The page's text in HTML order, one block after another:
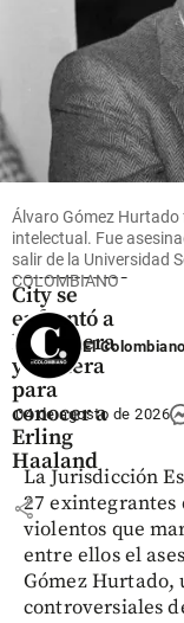
share
Fútbol
Un
aficionado
del
Manchester
City se
enfrentó a
la ceguera
y sordera
para
conocer a
Erling
Haaland
share
Álvaro Gómez
intelectual. Fue
salir de la Universidad
COLOMBIANO
El Colombiano
04 de agosto de 2026
La Jurisdicción
27 exintegrantes
violentos que
entre ellos el
Gómez Hurtado,
controversiales